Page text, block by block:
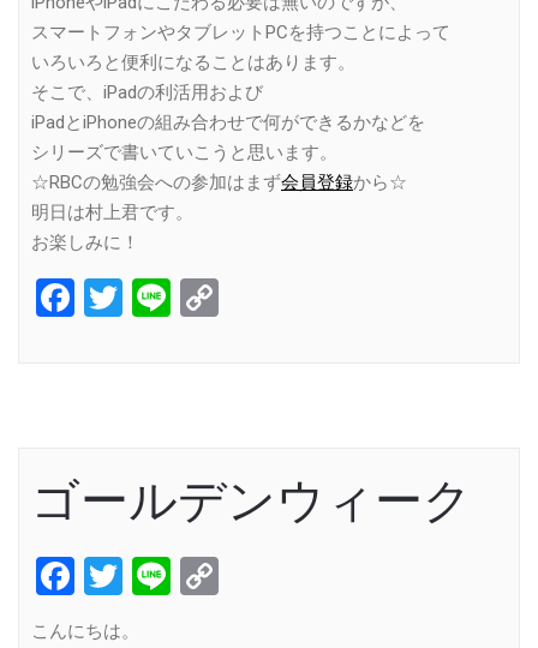
スマートフォンやタブレットPCを持つことによって
いろいろと便利になることはあります。
そこで、iPadの利活用および
iPadとiPhoneの組み合わせで何ができるかなどを
シリーズで書いていこうと思います。
☆RBCの勉強会への参加はまず会員登録から☆
明日は村上君です。
お楽しみに！
Facebook
Twitter
Line
ゴールデンウィーク
Facebook
Twitter
Line
こんにちは。